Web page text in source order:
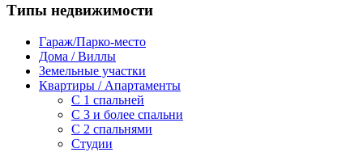
Типы недвижимости
Гараж/Парко-место
Дома / Виллы
Земельные участки
Квартиры / Апартаменты
C 1 спальней
C 3 и более спальни
С 2 спальнями
Студии